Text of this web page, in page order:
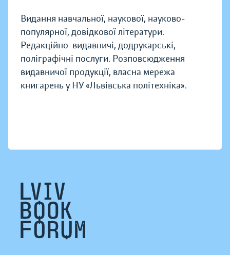
Видання навчальної, наукової, науково-
популярної, довідкової літератури.
Редакційно-видавничі, додрукарські,
поліграфічні послуги. Розповсюдження
видавничої продукції, власна мережа
книгарень у НУ «Львівська політехніка».